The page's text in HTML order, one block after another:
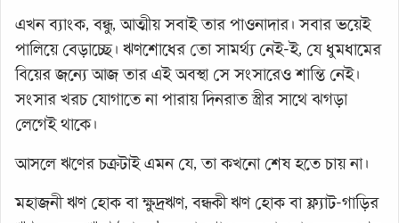
এখন ব্যাংক, বন্ধু, আত্মীয় সবাই তার পাওনাদার। সবার ভয়েই
পালিয়ে বেড়াচ্ছে। ঋণশোধের তো সামর্থ্য নেই-ই, যে ধুমধামের
বিয়ের জন্যে আজ তার এই অবস্থা সে সংসারেও শান্তি নেই।
সংসার খরচ যোগাতে না পারায় দিনরাত স্ত্রীর সাথে ঝগড়া
লেগেই থাকে।
আসলে ঋণের চক্রটাই এমন যে, তা কখনো শেষ হতে চায় না।
মহাজনী ঋণ হোক বা ক্ষুদ্রঋণ, বন্ধকী ঋণ হোক বা ফ্ল্যাট-গাড়ির